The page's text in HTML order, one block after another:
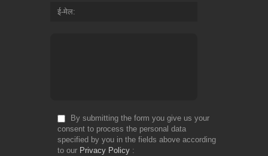
ई-मेल
By submitting the form you give us your
consent to process the personal data
specified by you in the fields above according
to our Privacy Policy